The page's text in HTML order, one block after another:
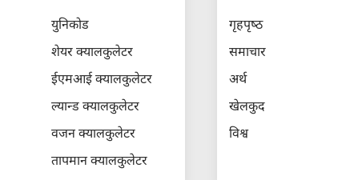
युनिकोड
शेयर क्यालकुलेटर
ईएमआई क्यालकुलेटर
ल्यान्ड क्यालकुलेटर
वजन क्यालकुलेटर
तापमान क्यालकुलेटर
गृहपृष्‍ठ
समाचार
अर्थ
खेलकुद
विश्व